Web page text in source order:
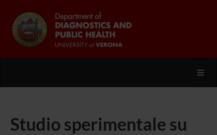
Studio sperimentale su